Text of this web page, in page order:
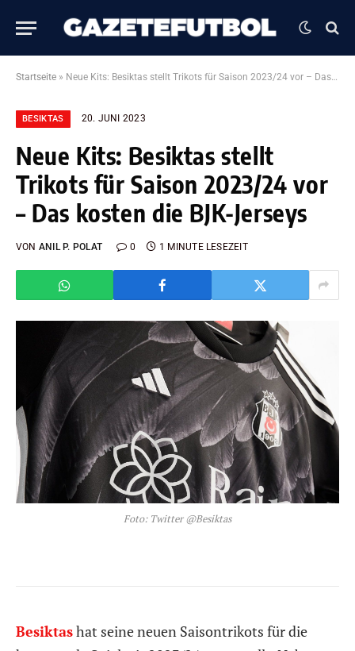
Startseite » Neue Kits: Besiktas stellt Trikots für Saison 2023/24 vor – Das kosten die BJK-Jerseys
BESIKTAS 20. JUNI 2023
Neue Kits: Besiktas stellt
Trikots für Saison 2023/24 vor
– Das kosten die BJK-Jerseys
VON ANIL P. POLAT 0 1 MINUTE LESEZEIT
Foto: Twitter @Besiktas
Besiktashat seine neuen Saisontrikots für die